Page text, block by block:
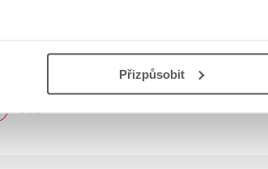
Přizpůsobit
Zobraz záznamů
Další